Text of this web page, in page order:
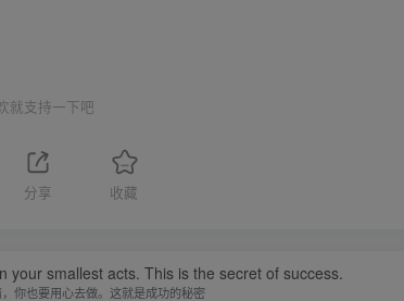
就支持一下吧
分享 收藏
your smallest acts. This is the secret of success.
你也要用心去做。这就是成功的秘密